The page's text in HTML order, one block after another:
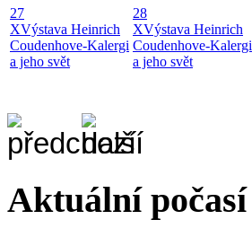
27
XVýstava Heinrich
Coudenhove-Kalergi
a jeho svět
28
XVýstava Heinrich
Coudenhove-Kalergi
a jeho svět
Aktuální počasí